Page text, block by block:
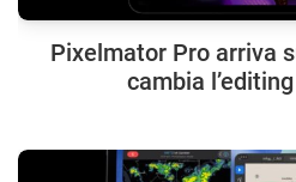
Pixelmator Pro arriva
cambia